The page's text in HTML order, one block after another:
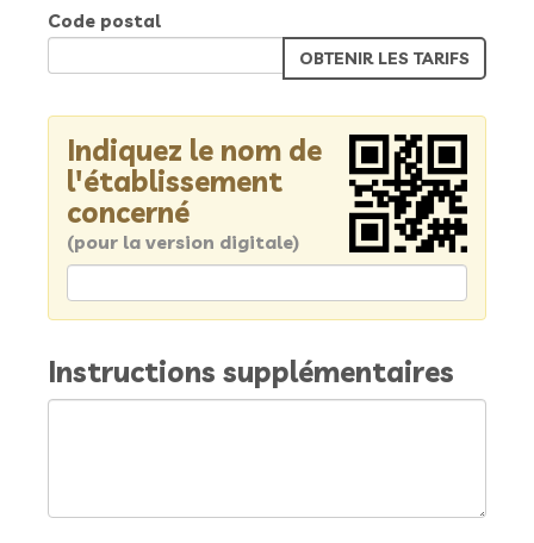
Code postal
Indiquez le nom de
l'établissement
concerné
(pour la version digitale)
Instructions supplémentaires